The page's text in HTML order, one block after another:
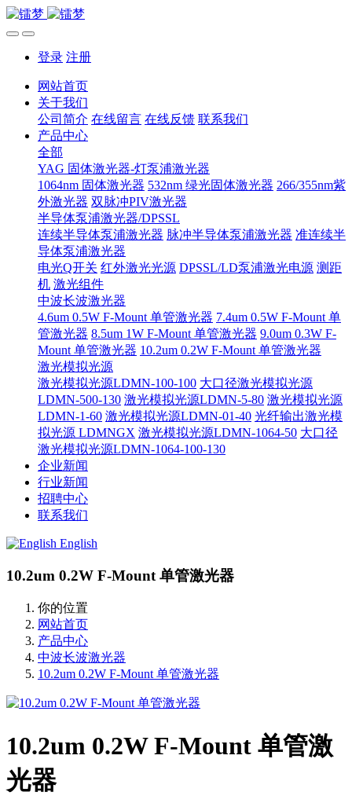
登录 注册
网站首页
关于我们
公司简介 在线留言 在线反馈 联系我们
产品中心
全部
YAG 固体激光器-灯泵浦激光器
1064nm 固体激光器 532nm 绿光固体激光器 266/355nm紫
外激光器 双脉冲PIV激光器
半导体泵浦激光器/DPSSL
连续半导体泵浦激光器 脉冲半导体泵浦激光器 准连续半
导体泵浦激光器
电光Q开关 红外激光光源 DPSSL/LD泵浦激光电源 测距
机 激光组件
中波长波激光器
4.6um 0.5W F-Mount 单管激光器 7.4um 0.5W F-Mount 单
管激光器 8.5um 1W F-Mount 单管激光器 9.0um 0.3W F-
Mount 单管激光器 10.2um 0.2W F-Mount 单管激光器
激光模拟光源
激光模拟光源LDMN-100-100 大口径激光模拟光源
LDMN-500-130 激光模拟光源LDMN-5-80 激光模拟光源
LDMN-1-60 激光模拟光源LDMN-01-40 光纤输出激光模
拟光源 LDMNGX 激光模拟光源LDMN-1064-50 大口径
激光模拟光源LDMN-1064-100-130
企业新闻
行业新闻
招聘中心
联系我们
English
10.2um 0.2W F-Mount 单管激光器
你的位置
网站首页
产品中心
中波长波激光器
10.2um 0.2W F-Mount 单管激光器
10.2um 0.2W F-Mount 单管激
光器